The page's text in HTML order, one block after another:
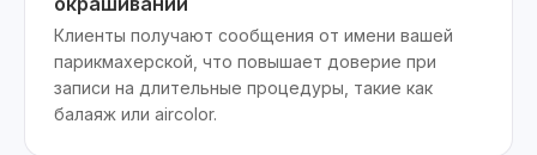
Клиенты получают сообщения от имени вашей
парикмахерской, что повышает доверие при
записи на длительные процедуры, такие как
балаяж или aircolor.